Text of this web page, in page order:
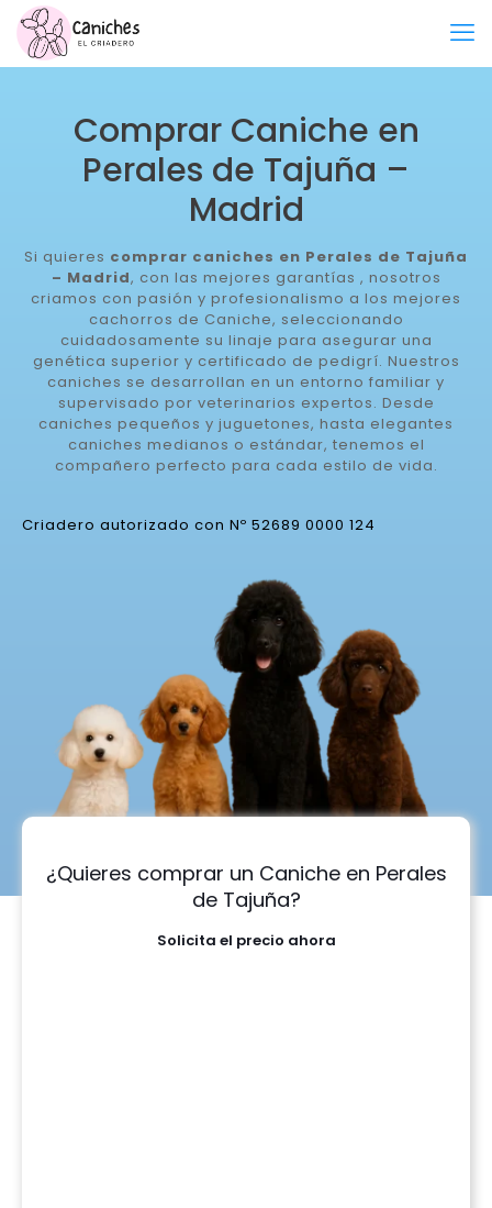
Comprar Caniche en
Perales de Tajuña –
Madrid
Si quieres comprar caniches en Perales de Tajuña
– Madrid, con las mejores garantías , nosotros
criamos con pasión y profesionalismo a los mejores
cachorros de Caniche, seleccionando
cuidadosamente su linaje para asegurar una
genética superior y certificado de pedigrí. Nuestros
caniches se desarrollan en un entorno familiar y
supervisado por veterinarios expertos. Desde
caniches pequeños y juguetones, hasta elegantes
caniches medianos o estándar, tenemos el
compañero perfecto para cada estilo de vida.
Criadero autorizado con Nº 52689 0000 124
¿Quieres comprar un Caniche en Perales
de Tajuña?
Solicita el precio ahora